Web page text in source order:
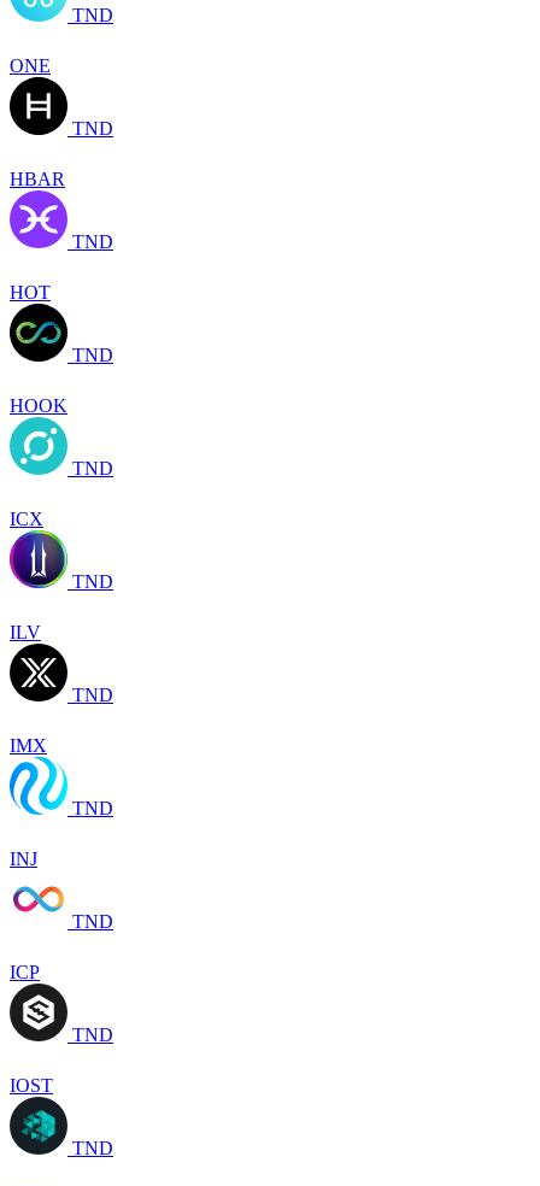
TND
ONE
TND
HBAR
TND
HOT
TND
HOOK
TND
ICX
TND
ILV
TND
IMX
TND
INJ
TND
ICP
TND
IOST
TND